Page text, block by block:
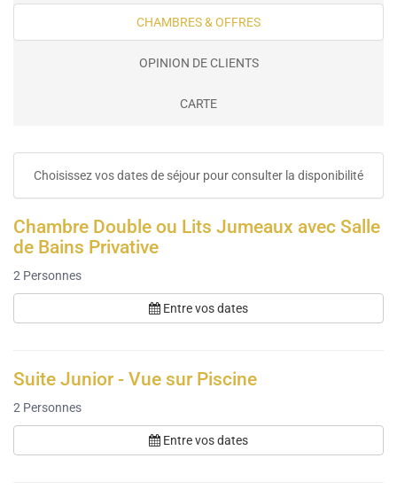
CHAMBRES & OFFRES
OPINION DE CLIENTS
CARTE
Choisissez vos dates de séjour pour consulter la disponibilité
Chambre Double ou Lits Jumeaux avec Salle
de Bains Privative
2 Personnes
Entre vos dates
Suite Junior - Vue sur Piscine
2 Personnes
Entre vos dates